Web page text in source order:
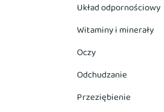
Układ odpornościowy
Witaminy i minerały
Oczy
Odchudzanie
Przeziębienie